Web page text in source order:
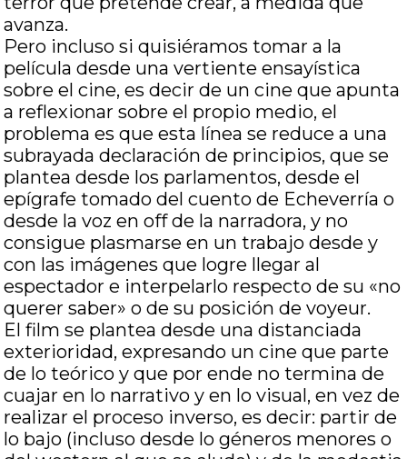
avanza.
Pero incluso si quisiéramos tomar a la
película desde una vertiente ensayística
sobre el cine, es decir de un cine que apunta
a reflexionar sobre el propio medio, el
problema es que esta línea se reduce a una
subrayada declaración de principios, que se
plantea desde los parlamentos, desde el
epígrafe tomado del cuento de Echeverría o
desde la voz en off de la narradora, y no
consigue plasmarse en un trabajo desde y
con las imágenes que logre llegar al
espectador e interpelarlo respecto de su «no
querer saber» o de su posición de voyeur.
El film se plantea desde una distanciada
exterioridad, expresando un cine que parte
de lo teórico y que por ende no termina de
cuajar en lo narrativo y en lo visual, en vez de
realizar el proceso inverso, es decir: partir de
lo bajo (incluso desde lo géneros menores o